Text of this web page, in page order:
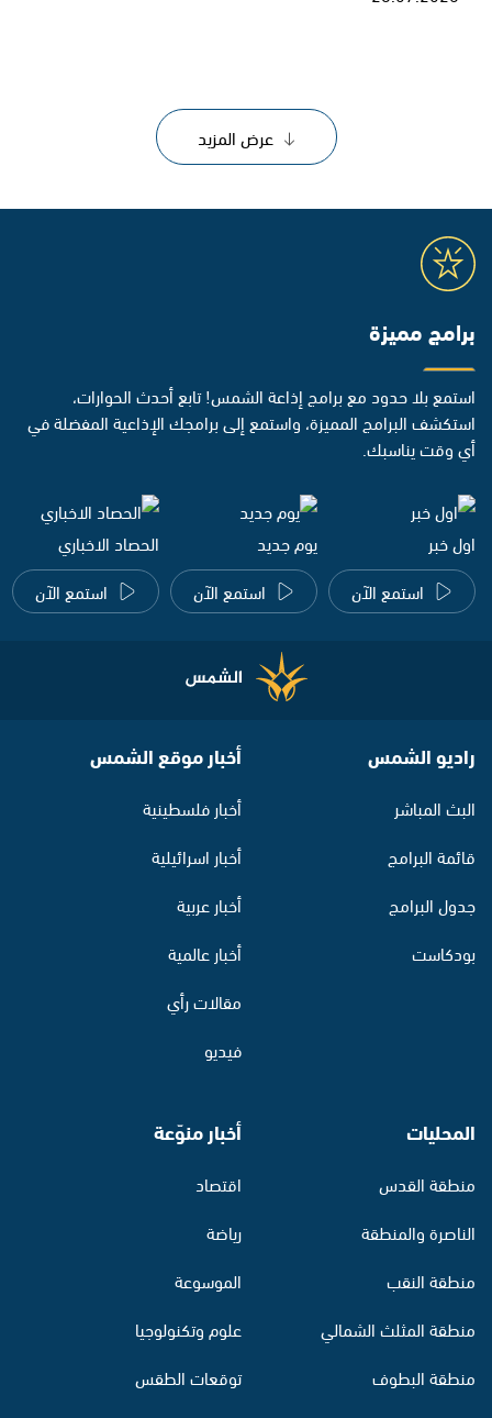
عرض المزيد
برامج مميزة
استمع بلا حدود مع برامج إذاعة الشمس! تابع أحدث الحوارات،
استكشف البرامج المميزة، واستمع إلى برامجك الإذاعية المفضلة في
أي وقت يناسبك.
اول خبر
استمع الآن
يوم جديد
استمع الآن
الحصاد الاخباري
استمع الآن
راديو الشمس
البث المباشر
قائمة البرامج
جدول البرامج
بودكاست
أخبار موقع الشمس
أخبار فلسطينية
أخبار اسرائيلية
أخبار عربية
أخبار عالمية
مقالات رأي
فيديو
المحليات
منطقة القدس
الناصرة والمنطقة
منطقة النقب
منطقة المثلث الشمالي
منطقة البطوف
أخبار منوّعة
اقتصاد
رياضة
الموسوعة
علوم وتكنولوجيا
توقعات الطقس